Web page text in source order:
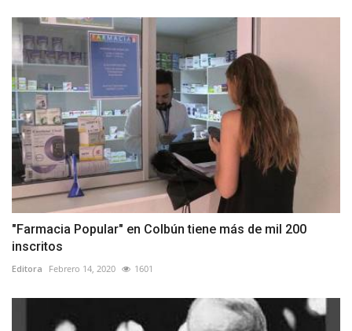
"Farmacia Popular" en Colbún tiene más de mil 200
inscritos
Editora Febrero 14, 2020 1601